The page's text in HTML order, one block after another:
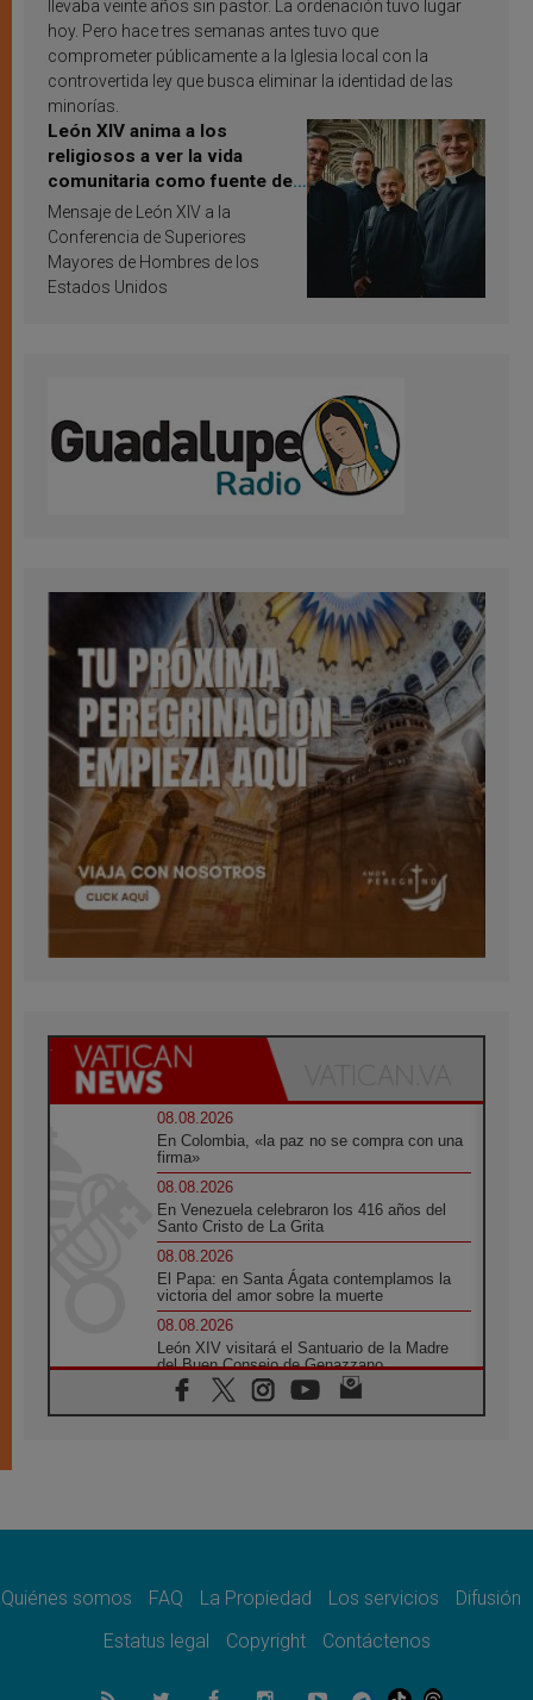
llevaba veinte años sin pastor. La ordenación tuvo lugar
hoy. Pero hace tres semanas antes tuvo que
comprometer públicamente a la Iglesia local con la
controvertida ley que busca eliminar la identidad de las
minorías.
León XIV anima a los
religiosos a ver la vida
comunitaria como fuente de
inspiración y santificación
Mensaje de León XIV a la
Conferencia de Superiores
Mayores de Hombres de los
Estados Unidos
08.08.2026
En Colombia, «la paz no se compra con una
firma»
08.08.2026
En Venezuela celebraron los 416 años del
Santo Cristo de La Grita
08.08.2026
El Papa: en Santa Ágata contemplamos la
victoria del amor sobre la muerte
08.08.2026
León XIV visitará el Santuario de la Madre
del Buen Consejo de Genazzano
07.08.2026
Filipinas: el Vicariato Apostólico de Calapán
07.08.2026
07.08.2026
muertos en 300 días
Tagle: La guerra desfigura el mundo, solo la
Quiénes somos FAQ La Propiedad Los servicios
Difusión
Estatus legal
Copyright Contáctenos